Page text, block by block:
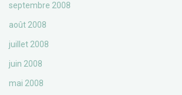
septembre 2008
août 2008
juillet 2008
juin 2008
mai 2008